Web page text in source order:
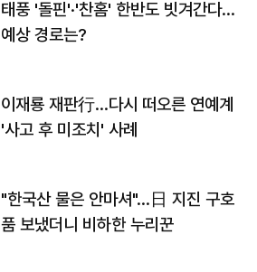
태풍 '돌핀'·'찬홈' 한반도 빗겨간다…
예상 경로는?
이재룡 재판行…다시 떠오른 연예계
'사고 후 미조치' 사례
"한국산 물은 안마셔"…日 지진 구호
품 보냈더니 비하한 누리꾼